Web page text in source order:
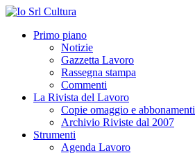
Primo piano
Notizie
Gazzetta Lavoro
Rassegna stampa
Commenti
La Rivista del Lavoro
Copie omaggio e abbonamenti
Archivio Riviste dal 2007
Strumenti
Agenda Lavoro